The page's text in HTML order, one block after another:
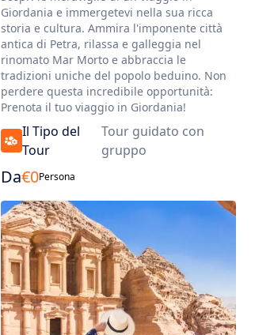
Giordania e immergetevi nella sua ricca
storia e cultura. Ammira l'imponente città
antica di Petra, rilassa e galleggia nel
rinomato Mar Morto e abbraccia le
tradizioni uniche del popolo beduino. Non
perdere questa incredibile opportunità:
Prenota il tuo viaggio in Giordania!
Il Tipo del
Tour
Tour guidato con
gruppo
Da€0Persona